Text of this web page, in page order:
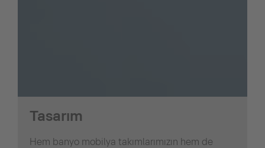
Tasarım
Hem banyo mobilya takımlarımızın hem de